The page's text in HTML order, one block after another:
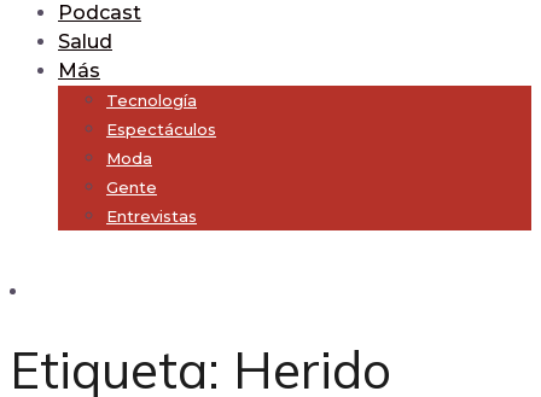
Podcast
Salud
Más
Tecnología
Espectáculos
Moda
Gente
Entrevistas
Etiqueta: Herido